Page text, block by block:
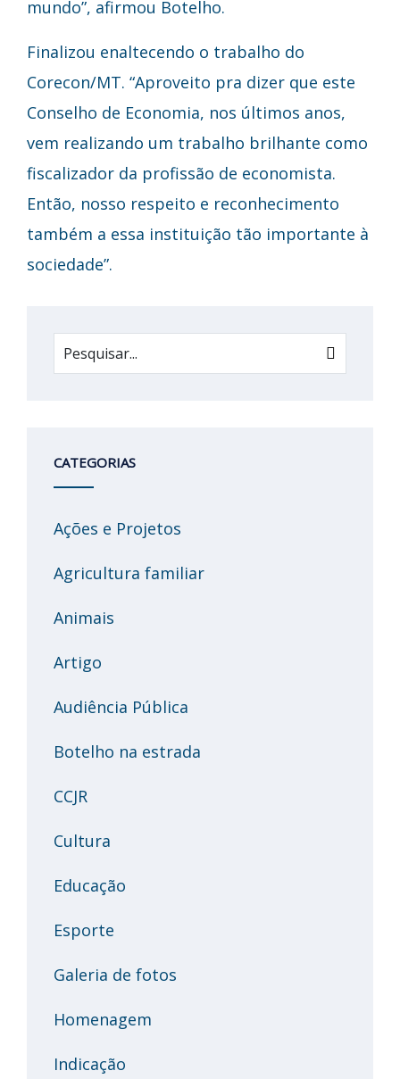
mundo”, afirmou Botelho.
Finalizou enaltecendo o trabalho do
Corecon/MT. “Aproveito pra dizer que este
Conselho de Economia, nos últimos anos,
vem realizando um trabalho brilhante como
fiscalizador da profissão de economista.
Então, nosso respeito e reconhecimento
também a essa instituição tão importante à
sociedade”.
CATEGORIAS
Ações e Projetos
Agricultura familiar
Animais
Artigo
Audiência Pública
Botelho na estrada
CCJR
Cultura
Educação
Esporte
Galeria de fotos
Homenagem
Indicação